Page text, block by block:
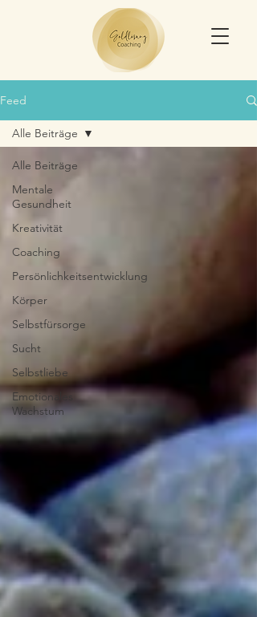
Feed
Alle Beiträge
Mentale
Gesundheit
Kreativität
Coaching
Persönlichkeitsentwicklung
Körper
Selbstfürsorge
Sucht
Selbstliebe
Emotionales
Wachstum
Alle Beiträge